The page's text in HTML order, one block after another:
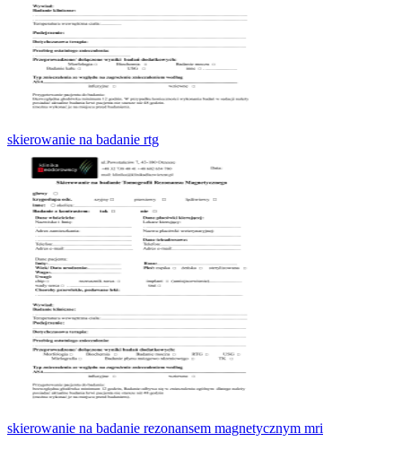
skierowanie na badanie rtg
skierowanie na badanie rezonansem magnetycznym mri